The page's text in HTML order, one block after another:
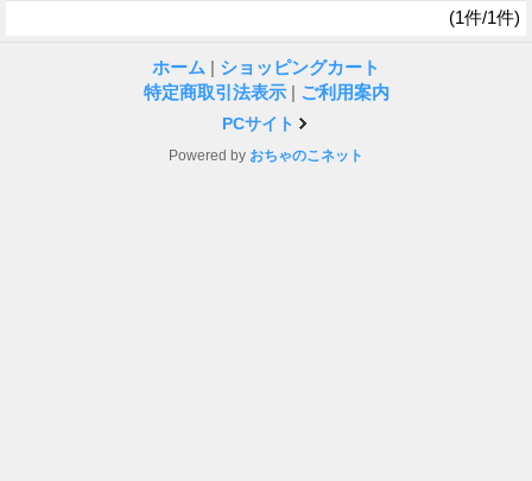
(1件/1件)
ホーム | ショッピングカート
特定商取引法表示 | ご利用案内
PCサイト
Powered by おちゃのこネット